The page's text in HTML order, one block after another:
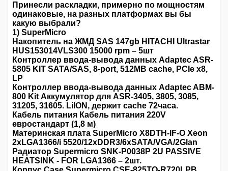
Принесли раскладки, примерно по мощностям
одинаковые, на разных платформах вы бы
какую выбрали?
1) SuperMicro
Накопитель на ЖМД SAS 147gb HITACHI Ultrastar
HUS153014VLS300 15000 rpm – 5шт
Контроллер ввода-вывода данных Adaptec ASR-
5805 KIT SATA/SAS, 8-port, 512MB cache, PCIe x8,
LP
Контроллер ввода-вывода данных Adaptec ABM-
800 Kit Аккумулятор для ASR-3405, 3805, 3085,
31205, 31605. LiION, держит cache 72часа.
Кабель питания Кабель питания 220V
евростандарт (1,8 м)
Материнская плата SuperMicro X8DTH-IF-O Xeon
2xLGA1366/i 5520/12xDDR3/6xSATA/VGA/2Glan
Радиатор Supermicro SNK-P0038P 2U PASSIVE
HEATSINK - FOR LGA1366 – 2шт.